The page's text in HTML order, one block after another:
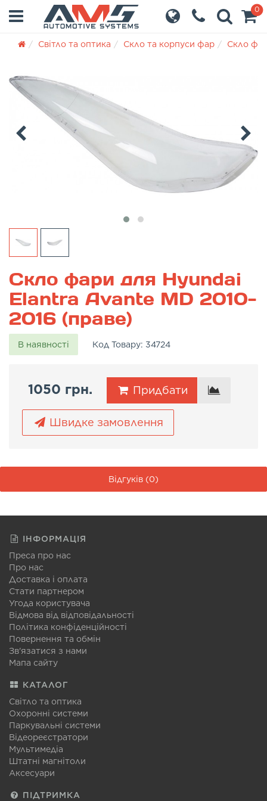
0
Світло та оптика Скло та корпуси фар Скло
Скло фари для Hyundai
Elantra Avante MD 2010-
2016 (праве)
В наявності Код Товару: 34724
1050 грн. Придбати
Швидке замовлення
Відгуків (0)
ІНФОРМАЦІЯ
Преса про нас
Про нас
Доставка і оплата
Стати партнером
Угода користувача
Відмова від відповідальності
Політика конфіденційності
Повернення та обмін
Зв'язатися з нами
Мапа сайту
КАТАЛОГ
Світло та оптика
Охоронні системи
Паркувальні системи
Відеореєстратори
Мультимедіа
Штатні магнітоли
Аксесуари
ПІДТРИМКА